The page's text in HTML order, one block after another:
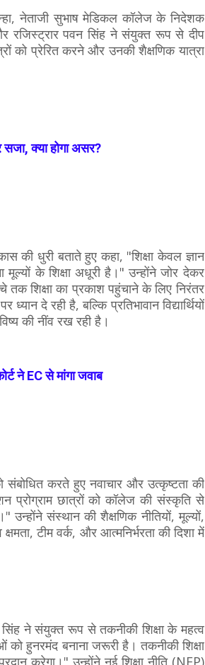
नेताजी सुभाष मेडिकल कॉलेज के निदेशक
रजिस्ट्रार पवन सिंह ने संयुक्त रूप से दीप
को प्रेरित करने और उनकी शैक्षणिक यात्रा
क्या होगा असर?
की धुरी बताते हुए कहा, "शिक्षा केवल ज्ञान
के शिक्षा अधूरी है।" उन्होंने जोर देकर
तक शिक्षा का प्रकाश पहुंचाने के लिए निरंतर
दे रही है, बल्कि प्रतिभावान विद्यार्थियों
की नींव रख रही है।
ने EC से मांगा जवाब
करते हुए नवाचार और उत्कृष्टता की
प्रोग्राम छात्रों को कॉलेज की संस्कृति से
संस्थान की शैक्षणिक नीतियों, मूल्यों,
टीम वर्क, और आत्मनिर्भरता की दिशा में
ने संयुक्त रूप से तकनीकी शिक्षा के महत्व
हुनरमंद बनाना जरूरी है। तकनीकी शिक्षा
करेगा।" उन्होंने नई शिक्षा नीति (NEP)